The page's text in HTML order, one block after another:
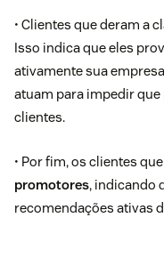
• Clientes que deram a
Isso indica que eles
ativamente sua
atuam para impedir
clientes.
• Por fim, os clientes
promotores, indicando
recomendações ativas